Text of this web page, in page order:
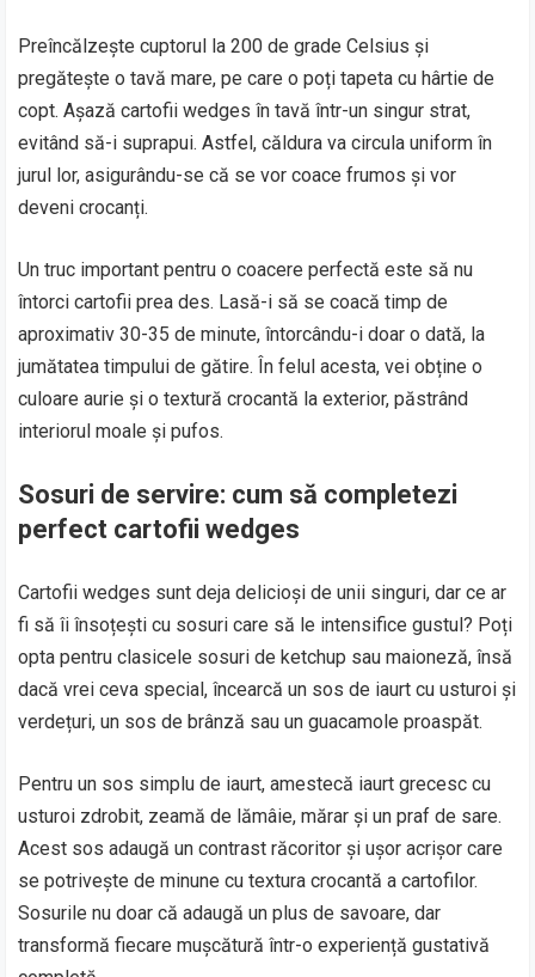
Preîncălzește cuptorul la 200 de grade Celsius și
pregătește o tavă mare, pe care o poți tapeta cu hârtie de
copt. Așază cartofii wedges în tavă într-un singur strat,
evitând să-i suprapui. Astfel, căldura va circula uniform în
jurul lor, asigurându-se că se vor coace frumos și vor
deveni crocanți.
Un truc important pentru o coacere perfectă este să nu
întorci cartofii prea des. Lasă-i să se coacă timp de
aproximativ 30-35 de minute, întorcându-i doar o dată, la
jumătatea timpului de gătire. În felul acesta, vei obține o
culoare aurie și o textură crocantă la exterior, păstrând
interiorul moale și pufos.
Sosuri de servire: cum să completezi
perfect cartofii wedges
Cartofii wedges sunt deja delicioși de unii singuri, dar ce ar
fi să îi însoțești cu sosuri care să le intensifice gustul? Poți
opta pentru clasicele sosuri de ketchup sau maioneză, însă
dacă vrei ceva special, încearcă un sos de iaurt cu usturoi și
verdețuri, un sos de brânză sau un guacamole proaspăt.
Pentru un sos simplu de iaurt, amestecă iaurt grecesc cu
usturoi zdrobit, zeamă de lămâie, mărar și un praf de sare.
Acest sos adaugă un contrast răcoritor și ușor acrișor care
se potrivește de minune cu textura crocantă a cartofilor.
Sosurile nu doar că adaugă un plus de savoare, dar
transformă fiecare mușcătură într-o experiență gustativă